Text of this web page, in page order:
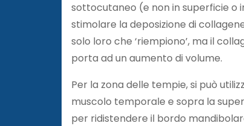
sottocutaneo (e non in superficie o
stimolare la deposizione di
solo loro che ‘riempiono’, ma il
porta ad un aumento di volume.
Per la zona delle tempie, si può
muscolo temporale e sopra la
per ridistendere il bordo